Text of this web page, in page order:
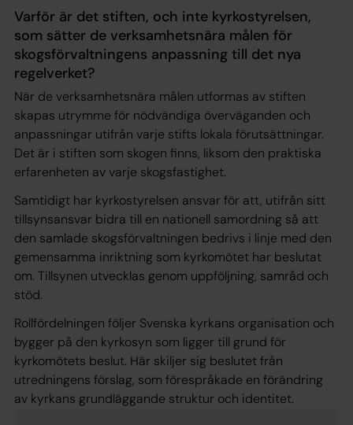
Varför är det stiften, och inte kyrkostyrelsen,
som sätter de verksamhetsnära målen för
skogsförvaltningens anpassning till det nya
regelverket?
När de verksamhetsnära målen utformas av stiften
skapas utrymme för nödvändiga överväganden och
anpassningar utifrån varje stifts lokala förutsättningar.
Det är i stiften som skogen finns, liksom den praktiska
erfarenheten av varje skogsfastighet.
Samtidigt har kyrkostyrelsen ansvar för att, utifrån sitt
tillsynsansvar bidra till en nationell samordning så att
den samlade skogsförvaltningen bedrivs i linje med den
gemensamma inriktning som kyrkomötet har beslutat
om. Tillsynen utvecklas genom uppföljning, samråd och
stöd.
Rollfördelningen följer Svenska kyrkans organisation och
bygger på den kyrkosyn som ligger till grund för
kyrkomötets beslut. Här skiljer sig beslutet från
utredningens förslag, som förespråkade en förändring
av kyrkans grundläggande struktur och identitet.